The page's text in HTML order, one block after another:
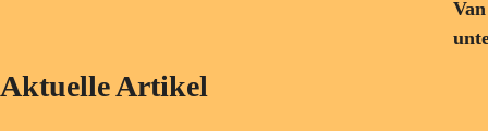
Aktuelle Artikel